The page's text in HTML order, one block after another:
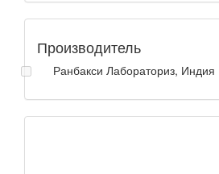
Производитель
Ранбакси Лабораториз, Индия